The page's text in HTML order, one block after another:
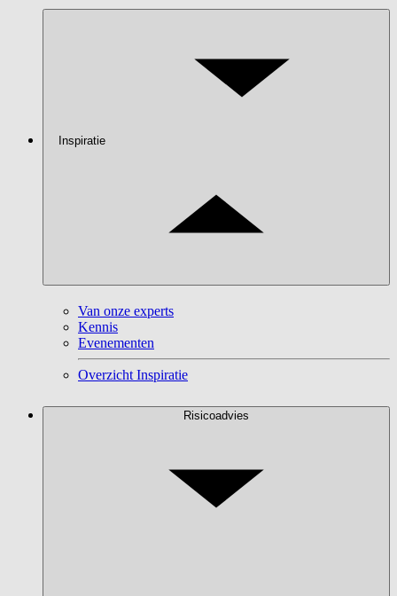
Inspiratie
Van onze experts
Kennis
Evenementen
Overzicht Inspiratie
Risicoadvies